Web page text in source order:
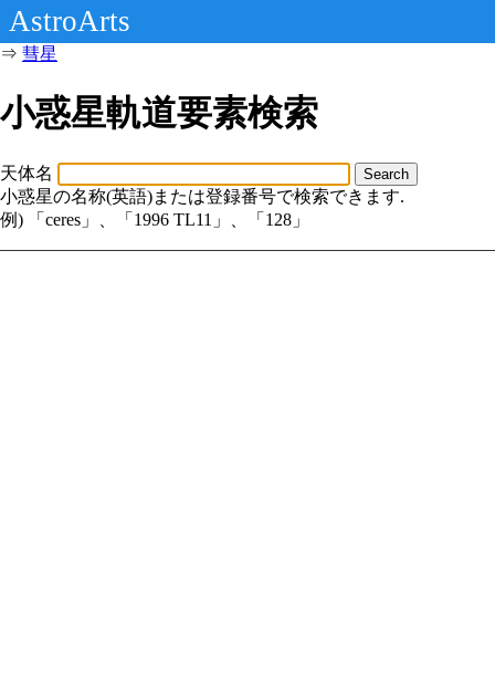
AstroArts
⇒ 彗星
小惑星軌道要素検索
天体名 Search
小惑星の名称(英語)または登録番号で検索できます.
例) 「ceres」、「1996 TL11」、「128」